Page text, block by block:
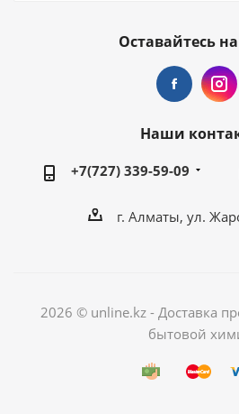
Оставайтесь
Наши
+7(727) 339-59-09
г. Алматы, ул.
2026 © unline.kz - Доставка
бытовой